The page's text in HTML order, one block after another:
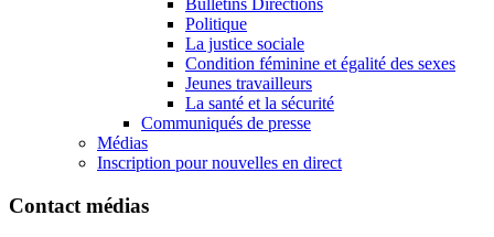
Bulletins Directions
Politique
La justice sociale
Condition féminine et égalité des sexes
Jeunes travailleurs
La santé et la sécurité
Communiqués de presse
Médias
Inscription pour nouvelles en direct
Contact médias